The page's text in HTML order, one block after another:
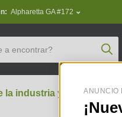
Alpharetta GA #172
la industria y ANUNCIO